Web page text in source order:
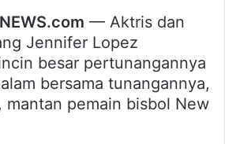
— Aktris dan
Jennifer Lopez
besar pertunangannya
bersama tunangannya,
mantan pemain bisbol New